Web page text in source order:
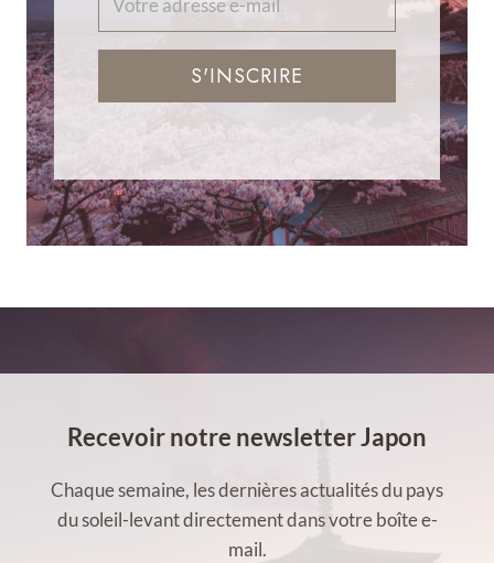
S'INSCRIRE
Recevoir notre newsletter Japon
Chaque semaine, les dernières actualités du pays
du soleil-levant directement dans votre boîte e-
mail.